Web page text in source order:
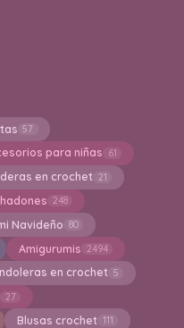
57
para niñas 61
en crochet 21
248
Navideño 80
Amigurumis 2494
en crochet 5
27
Blusas crochet 111